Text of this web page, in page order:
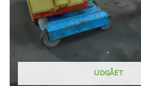
UDGÅET